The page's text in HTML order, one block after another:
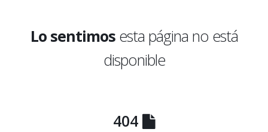
Lo sentimos esta página no está
disponible
404